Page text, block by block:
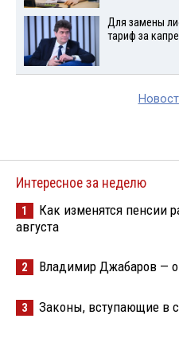
Для замены
тариф за
Интересное за неделю
1
Как изменятся пенсии
августа
2 Владимир Джабаров —
3 Законы, вступающие в